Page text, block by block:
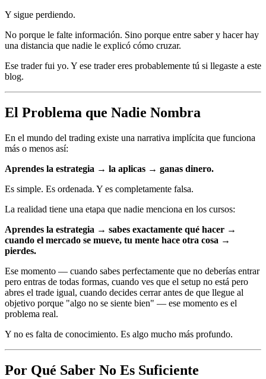
Y sigue perdiendo.
No porque le falte información. Sino porque entre saber y hacer hay
una distancia que nadie le explicó cómo cruzar.
Ese trader fui yo. Y ese trader eres probablemente tú si llegaste a este
blog.
El Problema que Nadie Nombra
En el mundo del trading existe una narrativa implícita que funciona
más o menos así:
Aprendes la estrategia → la aplicas → ganas dinero.
Es simple. Es ordenada. Y es completamente falsa.
La realidad tiene una etapa que nadie menciona en los cursos:
Aprendes la estrategia → sabes exactamente qué hacer →
cuando el mercado se mueve, tu mente hace otra cosa →
pierdes.
Ese momento — cuando sabes perfectamente que no deberías entrar
pero entras de todas formas, cuando ves que el setup no está pero
abres el trade igual, cuando decides cerrar antes de que llegue al
objetivo porque "algo no se siente bien" — ese momento es el
problema real.
Y no es falta de conocimiento. Es algo mucho más profundo.
Por Qué Saber No Es Suficiente